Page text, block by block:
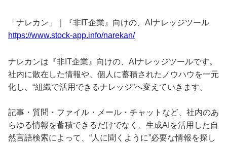
「ナレカン」｜『非IT企業』向けの、AIナレッジツール
https://www.stock-app.info/narekan/
ナレカンは『非IT企業』向けの、AIナレッジツールです。
社内に散在した情報や、個人に蓄積されたノウハウを一元
化し、“組織で活用できるナレッジ”へ変えていきます。
記事・質問・ファイル・メール・チャットなど、社内のあ
らゆる情報を蓄積できるだけでなく、生成AIを活用した自
然言語検索によって、“人に聞くように”必要な情報を探し